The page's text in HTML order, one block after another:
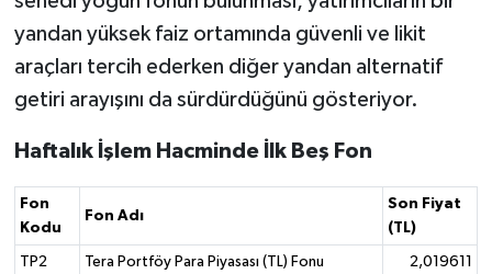
yandan yüksek faiz ortamında güvenli ve likit
araçları tercih ederken diğer yandan alternatif
getiri arayışını da sürdürdüğünü gösteriyor.
Haftalık İşlem Hacminde İlk Beş Fon
Fon
Kodu
Fon Adı
Son Fiyat
(TL)
TP2 Tera Portföy Para Piyasası (TL) Fonu 2,019611